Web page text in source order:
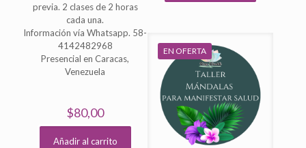
previa. 2 clases de 2 horas
cada una.
Información vía Whatsapp. 58-
4142482968
Presencial en Caracas,
Venezuela
$80,00
Añadir al carrito
EN OFERTA